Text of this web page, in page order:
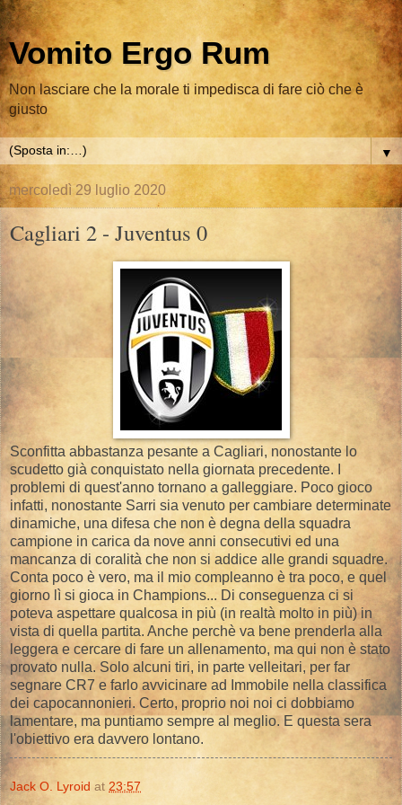
Vomito Ergo Rum
Non lasciare che la morale ti impedisca di fare ciò che è
giusto
▼
mercoledì 29 luglio 2020
Cagliari 2 - Juventus 0
Sconfitta abbastanza pesante a Cagliari, nonostante lo
scudetto già conquistato nella giornata precedente. I
problemi di quest'anno tornano a galleggiare. Poco gioco
infatti, nonostante Sarri sia venuto per cambiare determinate
dinamiche, una difesa che non è degna della squadra
campione in carica da nove anni consecutivi ed una
mancanza di coralità che non si addice alle grandi squadre.
Conta poco è vero, ma il mio compleanno è tra poco, e quel
giorno lì si gioca in Champions... Di conseguenza ci si
poteva aspettare qualcosa in più (in realtà molto in più) in
vista di quella partita. Anche perchè va bene prenderla alla
leggera e cercare di fare un allenamento, ma qui non è stato
provato nulla. Solo alcuni tiri, in parte velleitari, per far
segnare CR7 e farlo avvicinare ad Immobile nella classifica
dei capocannonieri. Certo, proprio noi noi ci dobbiamo
lamentare, ma puntiamo sempre al meglio. E questa sera
l'obiettivo era davvero lontano.
Jack O. Lyroid at 23:57